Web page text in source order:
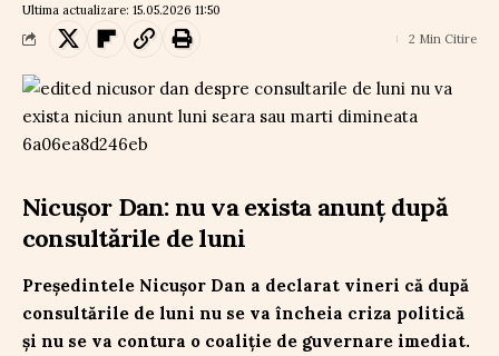
Ultima actualizare: 15.05.2026 11:50
2 Min Citire
Nicușor Dan: nu va exista anunț după
consultările de luni
Președintele Nicușor Dan a declarat vineri că după
consultările de luni nu se va încheia criza politică
și nu se va contura o coaliție de guvernare imediat.